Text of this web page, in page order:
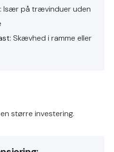
Især på trævinduer uden
Skævhed i ramme eller
større investering.